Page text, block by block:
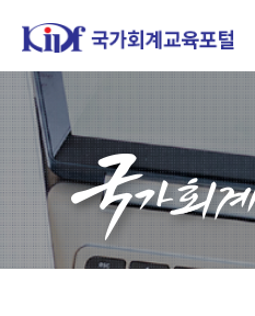
홈페이지가 새롭게 개편되었
한국조세재정연구원홈페